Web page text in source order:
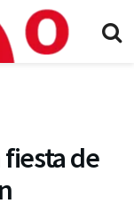
de